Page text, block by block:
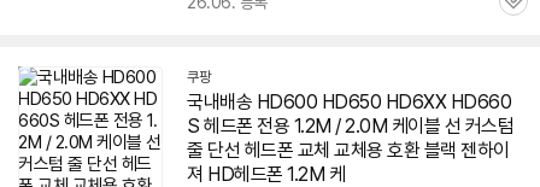
관
쿠팡
국내배송 HD600 HD650 HD6XX HD660
S 헤드폰 전용 1.2M / 2.0M 케이블 선 커스텀
줄 단선 헤드폰 교체 교체용 호환 블랙 젠하이
져 HD헤드폰 1.2M 케